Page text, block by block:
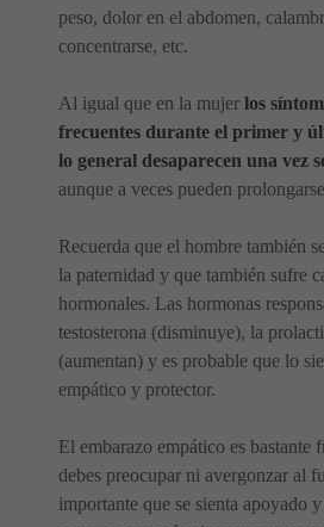
peso, dolor en el abdomen,
concentrarse, etc.
Al igual que en la mujer los
frecuentes durante el primer y
lo general desaparecen una vez
aunque a veces pueden
Recuerda que el hombre también
la paternidad y que también sufre
hormonales. Las hormonas
testosterona (disminuye), la
(aumentan) y es probable que lo
empático y protector.
El embarazo empático es bastante
debes preocupar ni avergonzar al
importante que se sienta apoyado